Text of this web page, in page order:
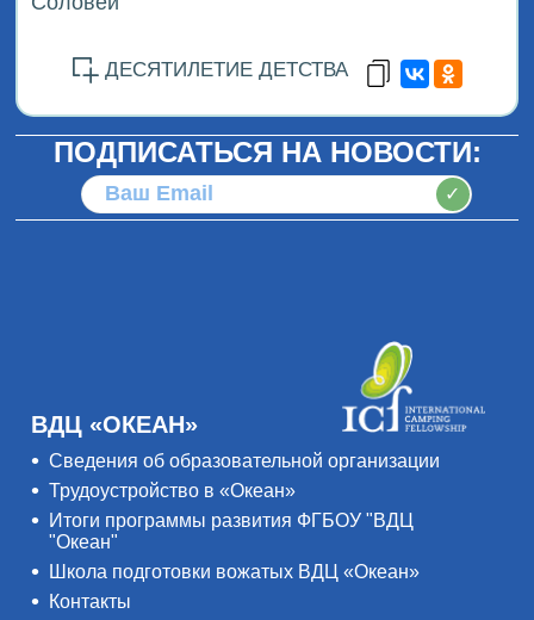
ДЕСЯТИЛЕТИЕ ДЕТСТВА
ПОДПИСАТЬСЯ НА НОВОСТИ:
✓
ВДЦ «ОКЕАН»
Сведения об образовательной организации
Трудоустройство в «Океан»
Итоги программы развития ФГБОУ "ВДЦ
"Океан"
Школа подготовки вожатых ВДЦ «Океан»
Контакты